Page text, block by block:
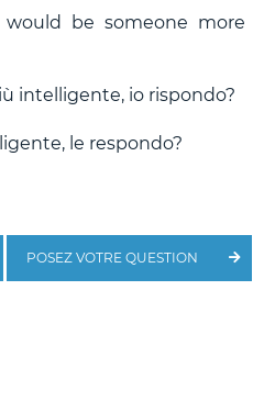
be someone more
intelligente, io rispondo?
le respondo?
POSEZ VOTRE QUESTION